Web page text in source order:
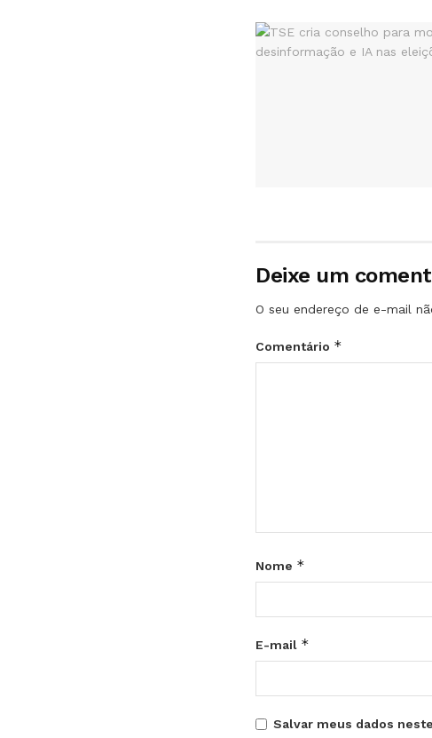
Deixe um
O seu endereço de e-mail
Comentário *
Nome *
E-mail *
Salvar meus dados